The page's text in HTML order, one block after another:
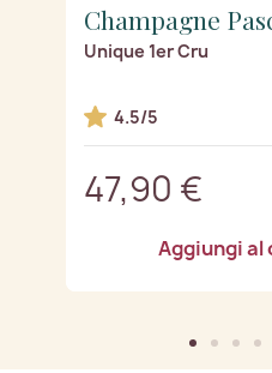
Champagne
Unique 1er Cru
4.5/5
47,90 €
Aggiungi al